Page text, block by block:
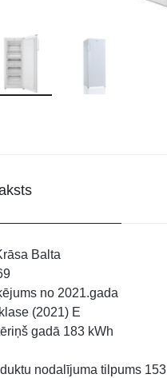
Balta
no 2021.gada
(2021) E
gadā 183 kWh
nodalījuma tilpums 153 l